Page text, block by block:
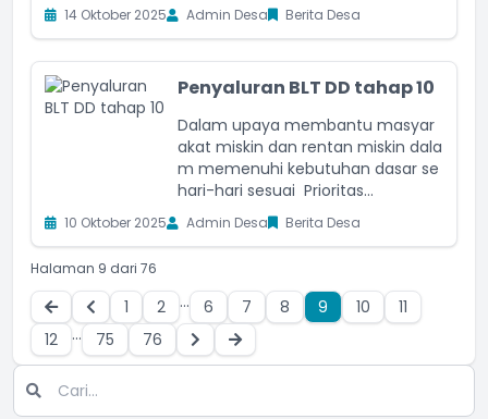
14 Oktober 2025 Admin Desa Berita Desa
Penyaluran BLT DD tahap 10
Dalam upaya membantu masyar
akat miskin dan rentan miskin dala
m memenuhi kebutuhan dasar se
hari-hari sesuai Prioritas...
10 Oktober 2025 Admin Desa Berita Desa
Halaman 9 dari 76
1 2 ... 6 7 8 9 10
11
12
... 75 76